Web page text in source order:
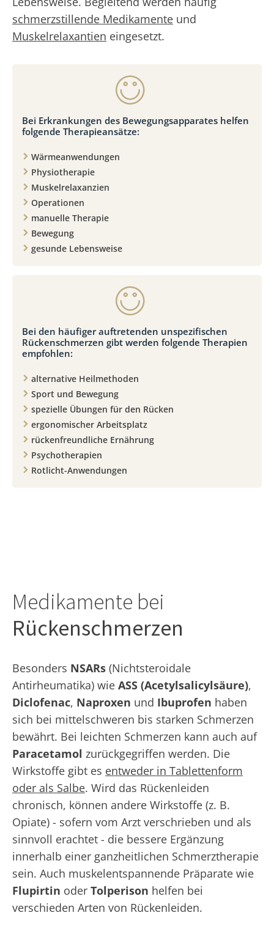
schmerzstillende Medikamente und
Muskelrelaxantien eingesetzt.
Bei Erkrankungen des Bewegungsapparates helfen
folgende Therapieansätze:
Wärmeanwendungen
Physiotherapie
Muskelrelaxanzien
Operationen
manuelle Therapie
Bewegung
gesunde Lebensweise
Bei den häufiger auftretenden unspezifischen
Rückenschmerzen gibt werden folgende Therapien
empfohlen:
alternative Heilmethoden
Sport und Bewegung
spezielle Übungen für den Rücken
ergonomischer Arbeitsplatz
rückenfreundliche Ernährung
Psychotherapien
Rotlicht-Anwendungen
Medikamente bei
Rückenschmerzen
Besonders NSARs (Nichtsteroidale
Antirheumatika) wie ASS (Acetylsalicylsäure),
Diclofenac, Naproxen und Ibuprofen haben
sich bei mittelschweren bis starken Schmerzen
bewährt. Bei leichten Schmerzen kann auch auf
Paracetamol zurückgegriffen werden. Die
Wirkstoffe gibt es entweder in Tablettenform
oder als Salbe. Wird das Rückenleiden
chronisch, können andere Wirkstoffe (z. B.
Opiate) - sofern vom Arzt verschrieben und als
sinnvoll erachtet - die bessere Ergänzung
innerhalb einer ganzheitlichen Schmerztherapie
sein. Auch muskelentspannende Präparate wie
Flupirtin oder Tolperison helfen bei
verschieden Arten von Rückenleiden.